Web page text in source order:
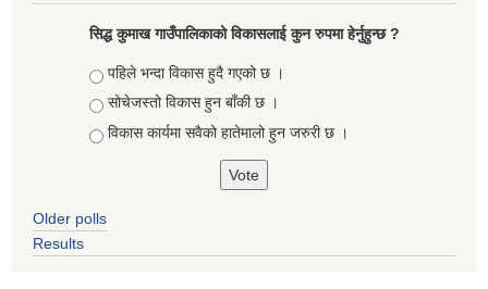
सिद्ध कुमाख गाउँपालिकाको विकासलाई कुन रुपमा हेर्नुहुन्छ ?
Choices
पहिले भन्दा विकास हुदै गएको छ ।
सोचेजस्तो विकास हुन बाँकी छ ।
विकास कार्यमा सवैको हातेमालो हुन जरुरी छ ।
Older polls
Results